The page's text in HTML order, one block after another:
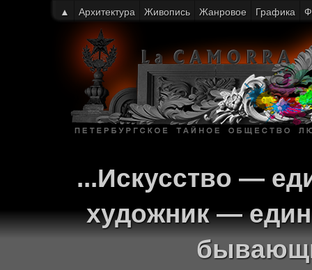
...Искусство —
художник —
▲ Архитектура Живопись Жанровое Графика